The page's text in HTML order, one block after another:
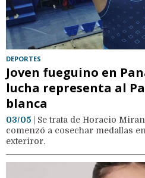
DEPORTES
Joven fueguino en
lucha representa al
blanca
03/05 | Se trata de Horacio
comenzó a cosechar medallas
exteriror.